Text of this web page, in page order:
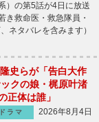
）の第5話が4日に放送
救命医・救急隊員・
ネタバレを含みます）
史らが「告白大作
クの娘・梶原叶渚
正体は誰」
ドラマ
2026年8月4日